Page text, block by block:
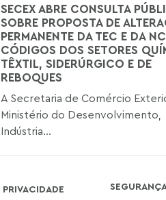
SECEX ABRE CONSULTA
SOBRE PROPOSTA DE
PERMANENTE DA TEC E DA
CÓDIGOS DOS SETORES
TÊXTIL, SIDERÚRGICO E DE
REBOQUES
A Secretaria de Comércio
Ministério do Desenvolvimento,
Indústria...
PRIVACIDADE